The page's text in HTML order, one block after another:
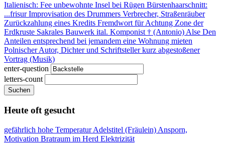
Italienisch: Fee unbewohnte Insel bei Rügen Bürstenhaarschnitt:
...frisurImprovisation des Drummers Verbrecher, Straßenräuber
Zurückzahlung eines Kredits Fremdwort für Achtung Zone der
Erdkruste Sakrales Bauwerk ital. Komponist † (Antonio)Alse Den
Anteilen entsprechend bei jemandem eine Wohnung mieten
Polnischer Autor, Dichter und Schriftstellerkurz abgestoßener
Vortrag (Musik)
enter-question
letters-count
Suchen
Heute oft gesucht
gefährlich hohe TemperaturAdelstitel (Fräulein) Ansporn,
Motivation Bratraum im Herd Elektrizität